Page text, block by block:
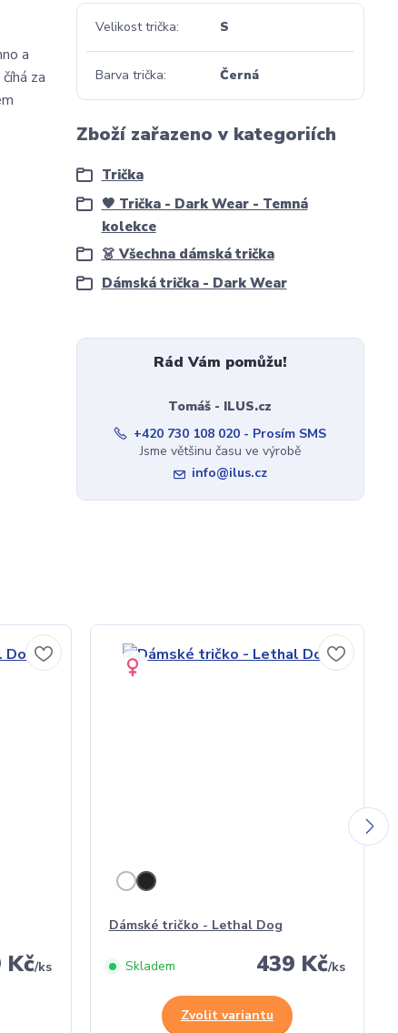
a
za
Velikost trička S
Barva trička Černá
Zboží zařazeno v kategoriích
Trička
🖤 Trička - Dark Wear - Temná
kolekce
👗 Všechna dámská trička
Dámská trička - Dark Wear
Rád Vám pomůžu!
Tomáš - ILUS.cz
+420 730 108 020 - Prosím SMS
Jsme většinu času ve výrobě
info@ilus.cz
Kč/ks
Dámské tričko - Lethal Dog
439 Kč/ks
Skladem
Zvolit variantu